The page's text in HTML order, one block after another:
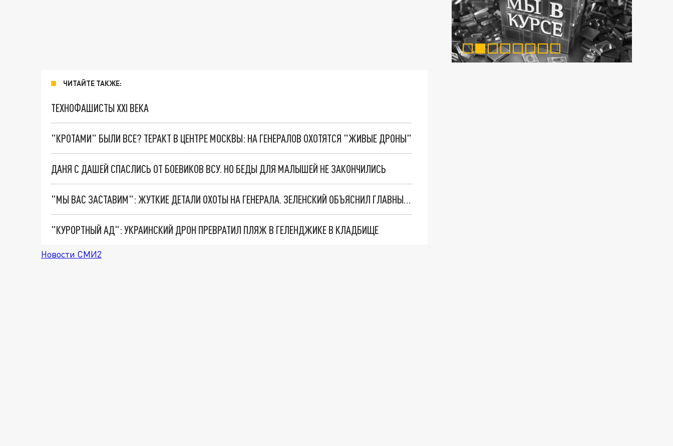
ЧИТАЙТЕ ТАКЖЕ:
ТЕХНОФАШИСТЫ XXI ВЕКА
"КРОТАМИ" БЫЛИ ВСЕ? ТЕРАКТ В ЦЕНТРЕ МОСКВЫ: НА ГЕНЕРАЛОВ ОХОТЯТСЯ "ЖИВЫЕ ДРОНЫ"
ДАНЯ С ДАШЕЙ СПАСЛИСЬ ОТ БОЕВИКОВ ВСУ. НО БЕДЫ ДЛЯ МАЛЫШЕЙ НЕ ЗАКОНЧИЛИСЬ
"МЫ ВАС ЗАСТАВИМ": ЖУТКИЕ ДЕТАЛИ ОХОТЫ НА ГЕНЕРАЛА. ЗЕЛЕНСКИЙ ОБЪЯСНИЛ ГЛАВНЫЙ СМЫСЛ ТЕРАКТА В ЦЕНТРЕ МОСКВЫ
"КУРОРТНЫЙ АД": УКРАИНСКИЙ ДРОН ПРЕВРАТИЛ ПЛЯЖ В ГЕЛЕНДЖИКЕ В КЛАДБИЩЕ
Новости СМИ2